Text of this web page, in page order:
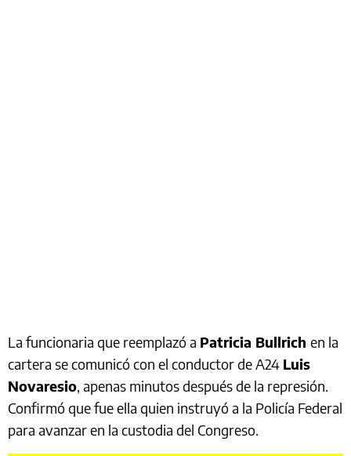
La funcionaria que reemplazó a Patricia Bullrich en la
cartera se comunicó con el conductor de A24 Luis
Novaresio, apenas minutos después de la represión.
Confirmó que fue ella quien instruyó a la Policía Federal
para avanzar en la custodia del Congreso.